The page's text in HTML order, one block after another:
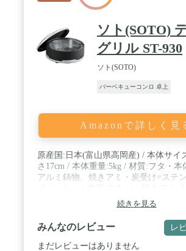
ソト(SOTO)
グリル ST-930
ソト(SOTO)
バーベキューコンロ 卓上
Amazonで詳しく見
原産国:日本(富山県高岡産) / 本体サイ
さ17cm / 本体重量:5kg / 材質:フタ・本
アルミ鋳物、焼きアミ・炭受け=ステ
×1、本体×1、受け皿×1、リフター×2、
続きを見る
みんなのレビュー レ
まだレビューはありません